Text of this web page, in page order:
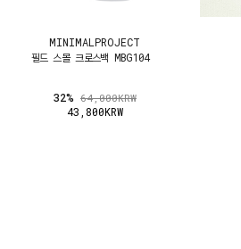
MINIMALPROJECT
필드 스몰 크로스백 MBG104
32% 64,000KRW
43,800KRW